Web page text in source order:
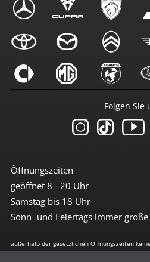
Öffnungszeiten
geöffnet 8 - 20 Uhr
Samstag bis 18 Uhr
Sonn- und Feiertags immer
Folgen Sie
außerhalb der gesetzlichen Öffnungszeiten